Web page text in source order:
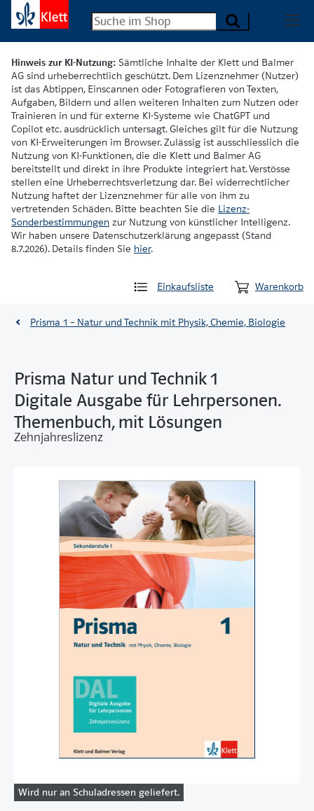
Hinweis zur KI-Nutzung: Sämtliche Inhalte der Klett und Balmer
AG sind urheberrechtlich geschützt. Dem Lizenznehmer (Nutzer)
ist das Abtippen, Einscannen oder Fotografieren von Texten,
Aufgaben, Bildern und allen weiteren Inhalten zum Nutzen oder
Trainieren in und für externe KI-Systeme wie ChatGPT und
Copilot etc. ausdrücklich untersagt. Gleiches gilt für die Nutzung
von KI-Erweiterungen im Browser. Zulässig ist ausschliesslich die
Nutzung von KI-Funktionen, die die Klett und Balmer AG
bereitstellt und direkt in ihre Produkte integriert hat. Verstösse
stellen eine Urheberrechtsverletzung dar. Bei widerrechtlicher
Nutzung haftet der Lizenznehmer für alle von ihm zu
vertretenden Schäden. Bitte beachten Sie die Lizenz-
Sonderbestimmungen zur Nutzung von künstlicher Intelligenz.
Wir haben unsere Datenschutzerklärung angepasst (Stand
8.7.2026). Details finden Sie hier.
Einkaufsliste Warenkorb
Prisma 1 – Natur und Technik mit Physik, Chemie, Biologie
Prisma Natur und Technik 1
Digitale Ausgabe für Lehrpersonen.
Themenbuch, mit Lösungen
Zehnjahreslizenz
Wird nur an Schuladressen geliefert.